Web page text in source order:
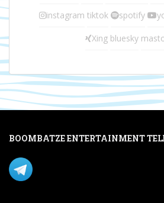
instagram tiktok spotify
Xing bluesky
BOOMBATZE ENTERTAINMENT